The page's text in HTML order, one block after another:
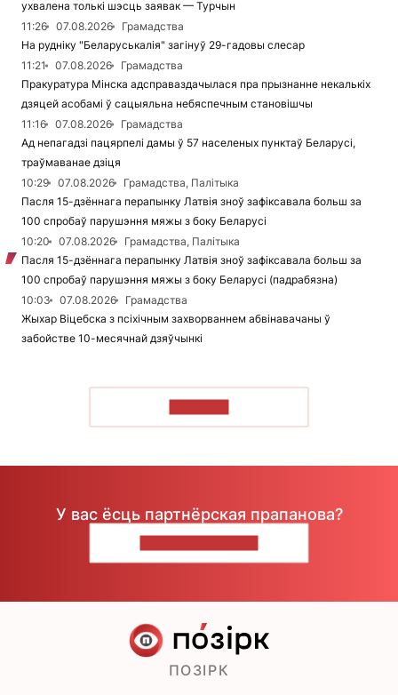
ухвалена толькі шэсць заявак — Турчын
11:26
07.08.2026
Грамадства
На рудніку "Беларуськалія" загінуў 29-гадовы слесар
11:21
07.08.2026
Грамадства
Пракуратура Мінска адсправаздачылася пра прызнанне некалькіх
дзяцей асобамі ў сацыяльна небяспечным становішчы
11:16
07.08.2026
Грамадства
Ад непагадзі пацярпелі дамы ў 57 населеных пунктаў Беларусі,
траўмаванае дзіця
10:29
07.08.2026
Грамадства, Палітыка
Пасля 15-дзённага перапынку Латвія зноў зафіксавала больш за
100 спробаў парушэння мяжы з боку Беларусі
10:20
07.08.2026
Грамадства, Палітыка
Пасля 15-дзённага перапынку Латвія зноў зафіксавала больш за
100 спробаў парушэння мяжы з боку Беларусі (падрабязна)
10:03
07.08.2026
Грамадства
Жыхар Віцебска з псіхічным захворваннем абвінавачаны ў
забойстве 10-месячнай дзяўчынкі
У вас ёсць партнёрская прапанова?
ПОЗІРК